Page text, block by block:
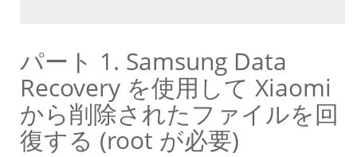
パート 1. Samsung Data
Recovery を使用して Xiaomi
から削除されたファイルを回
復する (root が必要)